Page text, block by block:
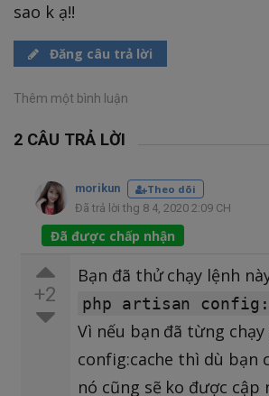
sao k ạ!!
Đăng câu trả lời
Thêm một bình luận
2 CÂU TRẢ LỜI
morikun
Theo dõi
Đã trả lời thg 8 4, 2020 2:09 CH
Đã được chấp nhận
+2
Bạn đã thử chạy lệnh
php artisan
Vì nếu bạn đã từng
config:cache thì dù bạn
nó cũng sẽ ko được cập